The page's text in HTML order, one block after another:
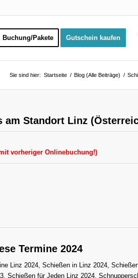
Buchung/Pakete Gutschein kaufen
Sie sind hier: Startseite / Blog (Alle Beiträge) /
Standort Linz
vorheriger Onlinebuchung!)
Termine 2024
Linz 2024, Schießen in Linz 2024,
Schießen für Jeden Linz 2024,